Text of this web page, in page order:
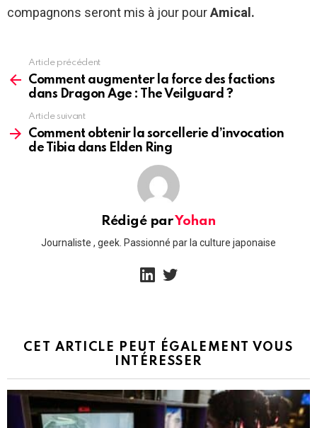
compagnons seront mis à jour pourAmical.
more
Article précédent
Comment augmenter la force des factions
dans Dragon Age : The Veilguard ?
Article suivant
Comment obtenir la sorcellerie d’invocation
de Tibia dans Elden Ring
Rédigé parYohan
Journaliste , geek. Passionné par la culture japonaise
linkedin
CET ARTICLE PEUT ÉGALEMENT VOUS
INTÉRESSER